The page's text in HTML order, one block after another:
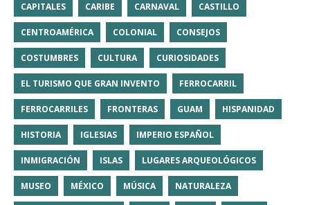
CAPITALES CARIBE CARNAVAL CASTILLO
CENTROAMÉRICA COLONIAL CONSEJOS
COSTUMBRES CULTURA CURIOSIDADES
EL TURISMO QUE GRAN INVENTO FERROCARRIL
FERROCARRILES FRONTERAS GUAM HISPANIDAD
HISTORIA IGLESIAS IMPERIO ESPAÑOL
INMIGRACIÓN ISLAS LUGARES ARQUEOLÓGICOS
MUSEO MÉXICO MÚSICA NATURALEZA